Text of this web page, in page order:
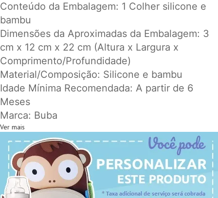
Conteúdo da Embalagem: 1 Colher silicone e
bambu
Dimensões da Aproximadas da Embalagem: 3
cm x 12 cm x 22 cm (Altura x Largura x
Comprimento/Profundidade)
Material/Composição: Silicone e bambu
Idade Mínima Recomendada: A partir de 6
Meses
Marca: Buba
Ver mais